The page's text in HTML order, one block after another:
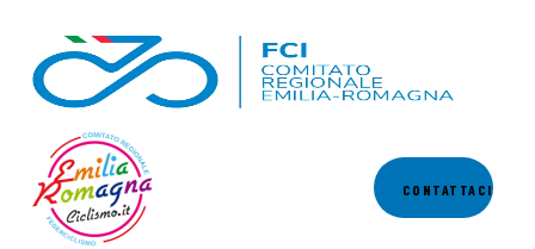
CONTATTACI
Comitato
Calendari